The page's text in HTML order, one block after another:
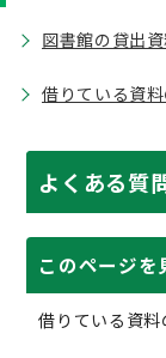
図書館の貸出
借りている資
よくある質
このページを
借りている資料